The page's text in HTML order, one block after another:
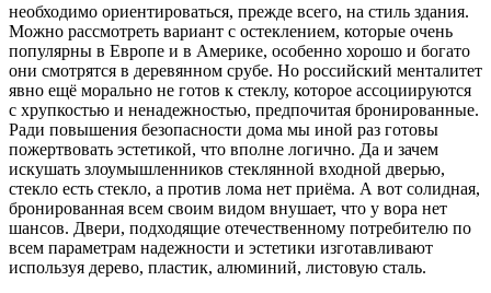
необходимо ориентироваться, прежде всего, на стиль здания.
Можно рассмотреть вариант с остеклением, которые очень
популярны в Европе и в Америке, особенно хорошо и богато
они смотрятся в деревянном срубе. Но российский менталитет
явно ещё морально не готов к стеклу, которое ассоциируются
с хрупкостью и ненадежностью, предпочитая бронированные.
Ради повышения безопасности дома мы иной раз готовы
пожертвовать эстетикой, что вполне логично. Да и зачем
искушать злоумышленников стеклянной входной дверью,
стекло есть стекло, а против лома нет приёма. А вот солидная,
бронированная всем своим видом внушает, что у вора нет
шансов. Двери, подходящие отечественному потребителю по
всем параметрам надежности и эстетики изготавливают
используя дерево, пластик, алюминий, листовую сталь.